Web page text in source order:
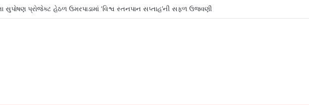
મેન્યુફેક્ચરર્સ કોઈપણ મધ્યસ્થી વગર સીધા જ શ્રીલંકાના આધુનિક ગારમેન્ટ યુનિટ્સને ફેબ્રિક એક્સપોર્ટ કરી શકશે